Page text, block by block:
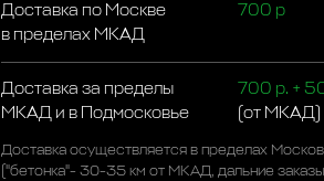
Доставка по Москве
в пределах МКАД
700 р
Доставка за пределы
МКАД и в Подмосковье
700 р. +
(от МКАД)
Доставка осуществляется в пределах
("бетонка"- 30-35 км от МКАД, дальние